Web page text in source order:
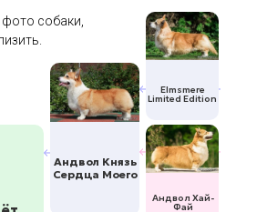
Андвол Князь
Сердца Моего
Андвол Хай-
Фай
Elmsmere
Limited Edition
собаки,